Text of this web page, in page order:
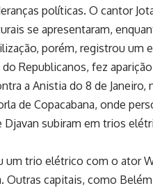
políticas. O cantor
se apresentaram,
porém, registrou um
Republicanos, fez
a Anistia do 8 de Janeiro,
de Copacabana, onde
subiram em trios
um trio elétrico com o ator
capitais, como